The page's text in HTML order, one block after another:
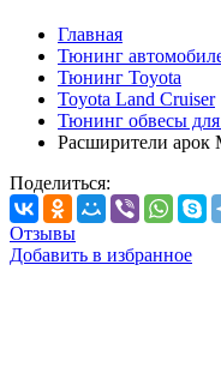
Главная
Тюнинг
Тюнинг Toyota
Toyota Land Cruiser
Тюнинг обвесы
Расширители арок
Поделиться:
Отзывы
Добавить в избранное